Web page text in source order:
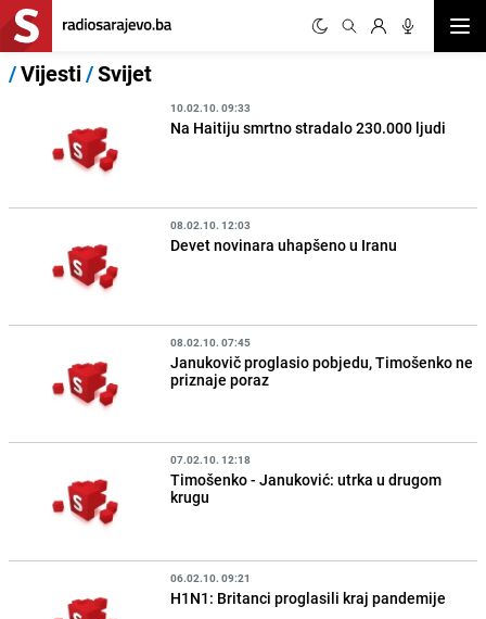
/Vijesti/Svijet
10.02.10. 09:33
Na Haitiju smrtno stradalo 230.000 ljudi
08.02.10. 12:03
Devet novinara uhapšeno u Iranu
08.02.10. 07:45
Janukovič proglasio pobjedu, Timošenko ne
priznaje poraz
07.02.10. 12:18
Timošenko - Januković: utrka u drugom
krugu
06.02.10. 09:21
H1N1: Britanci proglasili kraj pandemije